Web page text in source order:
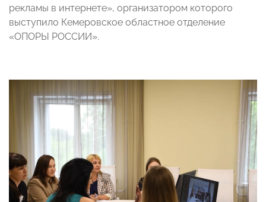
рекламы в интернете», организатором которого
выступило Кемеровское областное отделение
«ОПОРЫ РОССИИ».